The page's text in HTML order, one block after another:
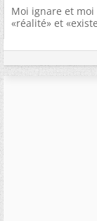
Moi ignare et moi
«réalité» et